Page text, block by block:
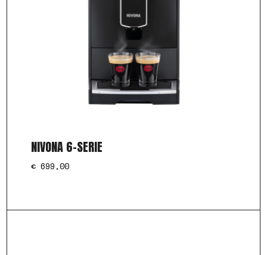
NIVONA 6-SERIE
€ 699,00